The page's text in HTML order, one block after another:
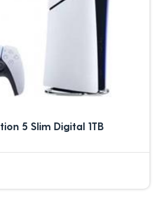
5 Slim Digital 1TB